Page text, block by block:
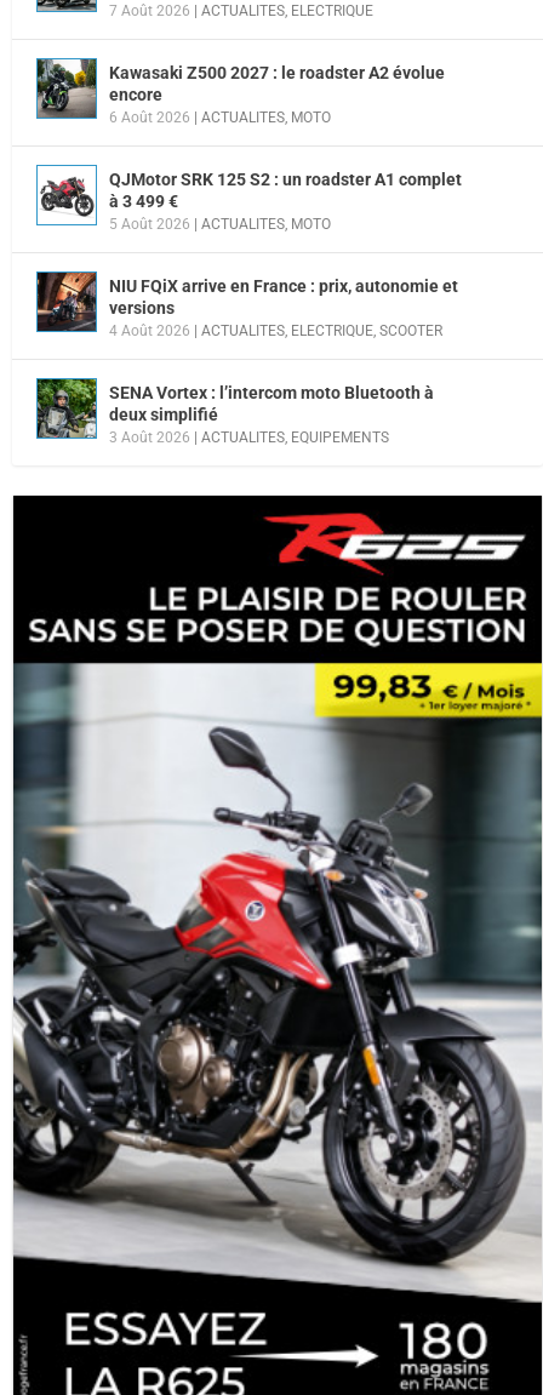
7 Août 2026 ACTUALITES, ELECTRIQUE
Kawasaki Z500 2027 : le roadster A2 évolue
encore
6 Août 2026 ACTUALITES, MOTO
QJMotor SRK 125 S2 : un roadster A1 complet
à 3 499 €
5 Août 2026 ACTUALITES, MOTO
NIU FQiX arrive en France : prix, autonomie et
versions
4 Août 2026 ACTUALITES, ELECTRIQUE, SCOOTER
SENA Vortex : l’intercom moto Bluetooth à
deux simplifié
3 Août 2026 ACTUALITES, EQUIPEMENTS